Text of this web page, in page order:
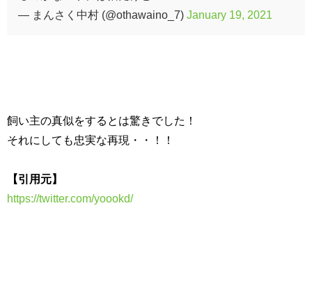
— まんさく中村 (@othawaino_7) January 19, 2021
飼い主の真似をするとは驚きでした！
それにしても忠実な再現・・！！
【引用元】
https://twitter.com/yoookd/